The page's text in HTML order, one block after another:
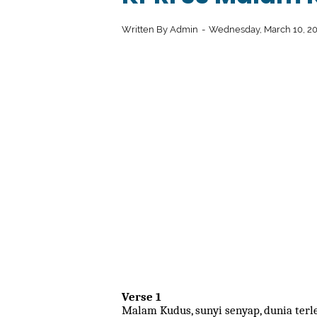
Written By Admin Wednesday, March 10,
Verse 1
Malam Kudus, sunyi senyap, dunia